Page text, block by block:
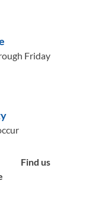
Friday
Find us